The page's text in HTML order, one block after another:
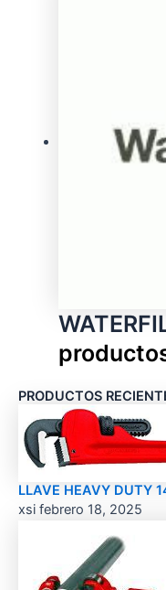
PRODUCTOS
LLAVE HEAVY DUTY
xsi febrero 18, 2025